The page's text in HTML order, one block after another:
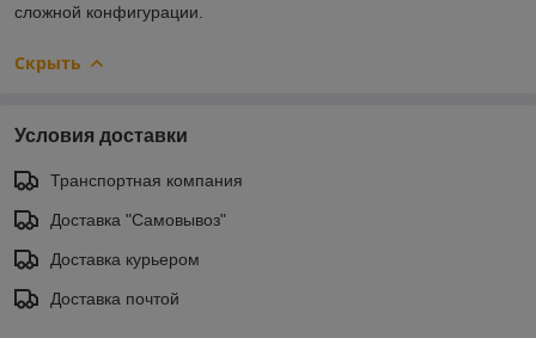
сложной конфигурации.
Скрыть
Условия доставки
Транспортная компания
Доставка "Самовывоз"
Доставка курьером
Доставка почтой